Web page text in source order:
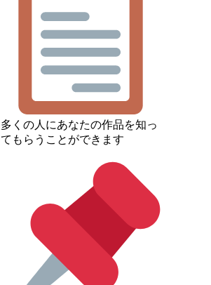
多くの人にあなたの作品を知っ
てもらうことができます